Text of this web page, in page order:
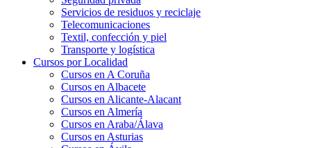
Servicios de residuos y reciclaje
Telecomunicaciones
Textil, confección y piel
Transporte y logística
Cursos por Localidad
Cursos en A Coruña
Cursos en Albacete
Cursos en Alicante-Alacant
Cursos en Almería
Cursos en Araba/Álava
Cursos en Asturias